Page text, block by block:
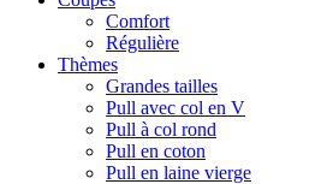
Comfort
Régulière
Thèmes
Grandes tailles
Pull avec col en V
Pull à col rond
Pull en coton
Pull en laine vierge